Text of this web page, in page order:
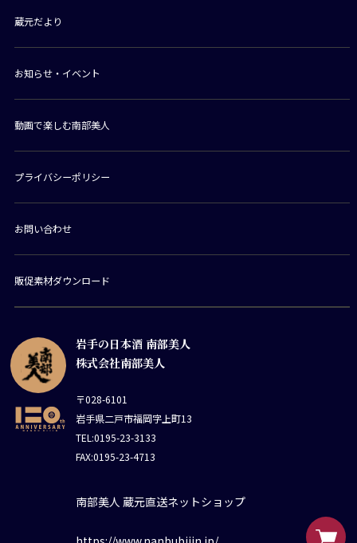
岩手の日本酒 南部美人
株式会社南部美人
〒028-6101
岩手県二戸市福岡字上町13
TEL:0195-23-3133
FAX:0195-23-4713
南部美人 蔵元直送ネットショップ
蔵元だより
お知らせ・イベント
動画で楽しむ南部美人
プライバシーポリシー
お問い合わせ
販促素材ダウンロード